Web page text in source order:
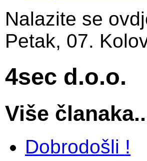
Nalazite se
Petak, 07.
4sec d.o.o.
Više
Dobrodošli !